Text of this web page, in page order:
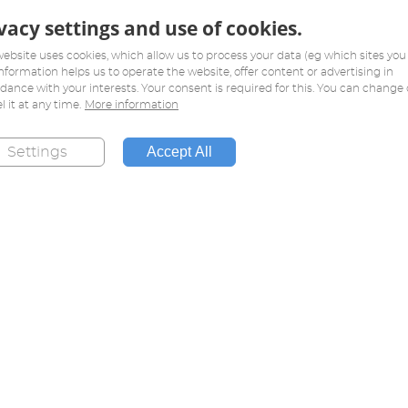
settings and use of cookies.
uses cookies, which allow us to process your data (eg which sites you
helps us to operate the website, offer content or advertising in
with your interests. Your consent is required for this. You can change
it at any time.
More information
Settings Accept All